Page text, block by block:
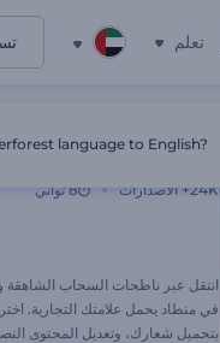
تعلم
24K+ الاصدارات 8 ثواني
انتقل عبر ناطحات السحاب الشاهقة
في منطاد يحمل علامتك التجارية.
بتحميل شعارك، وتعديل المحتوى
language to English?